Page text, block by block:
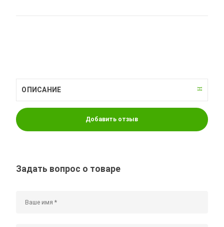
ОПИСАНИЕ
Добавить отзыв
Задать вопрос о товаре